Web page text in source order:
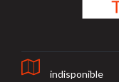
indisponible